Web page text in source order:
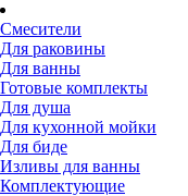
Смесители
Для раковины
Для ванны
Готовые комплекты
Для душа
Для кухонной мойки
Для биде
Изливы для ванны
Комплектующие